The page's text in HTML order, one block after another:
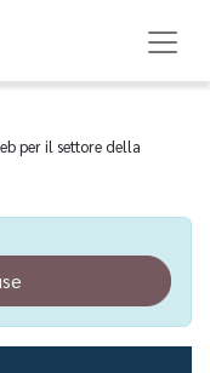
per il settore della